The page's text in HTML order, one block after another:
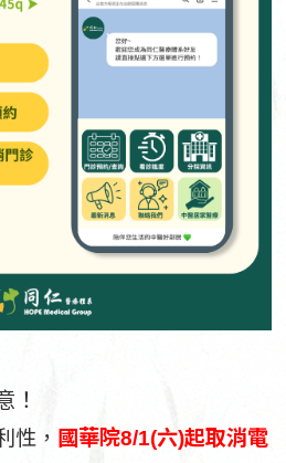
！
性， 國華院8/1(六)起取消電